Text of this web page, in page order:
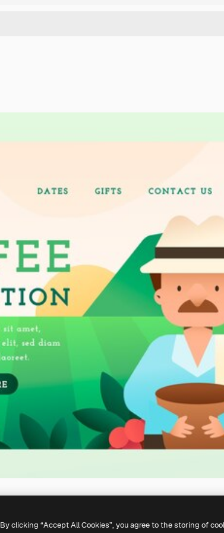
By clicking “Accept All Cookies”, you agree to the storing of